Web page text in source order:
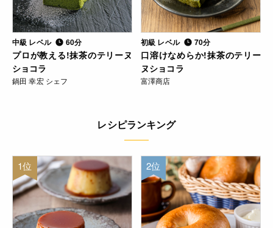
中級 レベル 60分
プロが教える!抹茶のテリーヌ
ショコラ
鍋田 幸宏 シェフ
初級 レベル 70分
口溶けなめらか!抹茶のテリー
ヌショコラ
富澤商店
レシピランキング
1位 2位